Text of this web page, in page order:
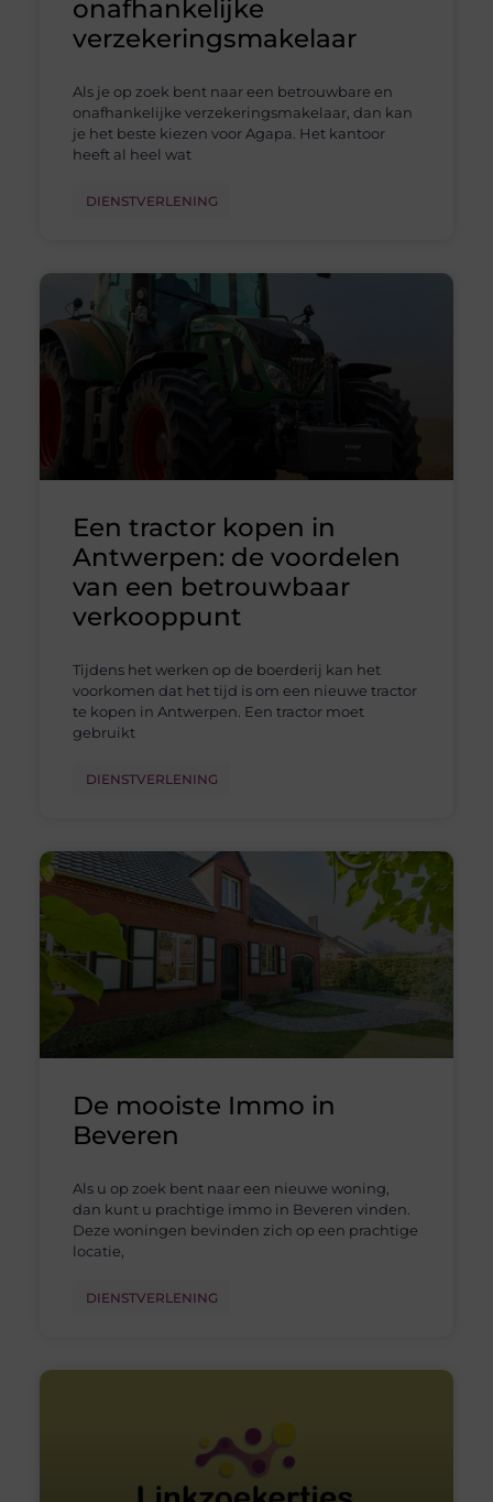
onafhankelijke
verzekeringsmakelaar
Als je op zoek bent naar een betrouwbare en
onafhankelijke verzekeringsmakelaar, dan kan
je het beste kiezen voor Agapa. Het kantoor
heeft al heel wat
DIENSTVERLENING
Een tractor kopen in
Antwerpen: de voordelen
van een betrouwbaar
verkooppunt
Tijdens het werken op de boerderij kan het
voorkomen dat het tijd is om een nieuwe tractor
te kopen in Antwerpen. Een tractor moet
gebruikt
DIENSTVERLENING
De mooiste Immo in
Beveren
Als u op zoek bent naar een nieuwe woning,
dan kunt u prachtige immo in Beveren vinden.
Deze woningen bevinden zich op een prachtige
locatie,
DIENSTVERLENING